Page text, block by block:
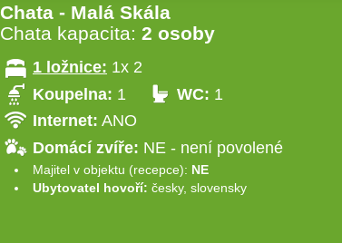
Chata - Malá Skála
Chata kapacita: 2 osoby
1 ložnice: 1x 2
Koupelna: 1 WC: 1
Internet: ANO
Domácí zvíře: NE - není povolené
Majitel v objektu (recepce): NE
Ubytovatel hovoří: česky, slovensky